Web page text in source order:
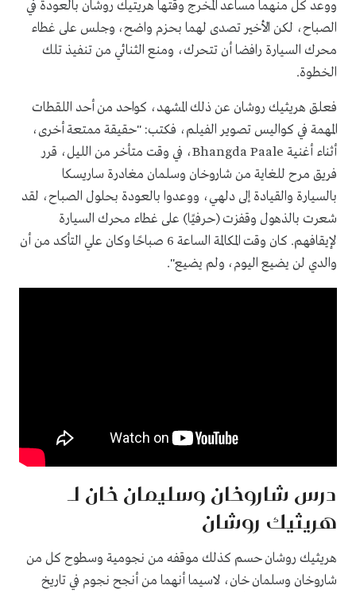
ووعد كل منهما مساعد المخرج وقتها هريتيك روشان بالعودة في
الصباح، لكن الأخير تصدى لهما بحزم واضح، وجلس على غطاء
محرك السيارة رافضا أن تتحرك، ومنع الثنائي من تنفيذ تلك
الخطوة.
فعلق هريثيك روشان عن ذلك المشهد، كواحد من أحد اللقطات
المهمة في كواليس تصوير الفيلم، فكتب: "حقيقة ممتعة أخرى،
أثناء أغنية Bhangda Paale، في وقت متأخر من الليل، قرر
فريق مرح للغاية من شاروخان وسلمان مغادرة ساريسكا
بالسيارة والقيادة إلى دلهي، ووعدوا بالعودة بحلول الصباح، لقد
شعرت بالذهول وقفزت (حرفيًا) على غطاء محرك السيارة
لإيقافهم. كان وقت المكالمة الساعة 6 صباحًا وكان علي التأكد من أن
والدي لن يضيع اليوم، ولم يضيع".
درس شاروخان وسليمان خان لـ
هريثيك روشان
هريثيك روشان حسم كذلك موقفه من نجومية وسطوح كل من
شاروخان وسلمان خان، لاسيما أنهما من أنجح نجوم في تاريخ